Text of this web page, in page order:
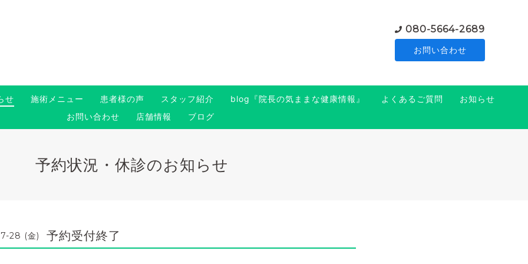
080-5664-2689
お問い合わせ
せ 施術メニュー 患者様の声 スタッフ紹介 blog『院長の気ままな健康情報』 よくあるご質問
お知らせ
お問い合わせ
店舗情報 ブログ
予約状況・休診のお知らせ
28 (金) 予約受付終了